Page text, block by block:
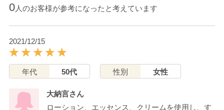
0人のお客様が参考になったと考えています
2021/12/15
年代 50代 性別 女性
大納言さん
ローション、エッセンス、クリームを使用し、す